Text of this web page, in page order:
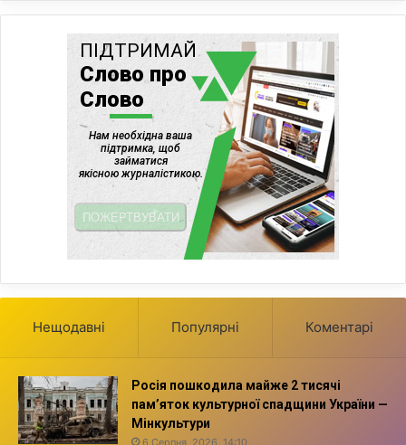
Нещодавні Популярні Коментарі
Росія пошкодила майже 2 тисячі
пам’яток культурної спадщини України —
Мінкультури
6 Серпня, 2026, 14:10